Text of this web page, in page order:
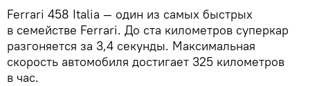
Ferrari 458 Italia — один из самых быстрых
в семействе Ferrari. До ста километров суперкар
разгоняется за 3,4 секунды. Максимальная
скорость автомобиля достигает 325 километров
в час.